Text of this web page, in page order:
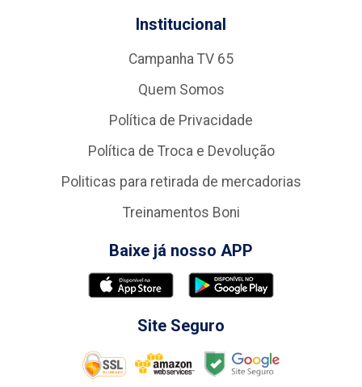
Institucional
Campanha TV 65
Quem Somos
Política de Privacidade
Política de Troca e Devolução
Politicas para retirada de mercadorias
Treinamentos Boni
Baixe já nosso APP
Site Seguro